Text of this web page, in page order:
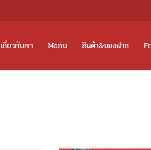
เกี่ยวกับเรา Menu สินค้า&ของฝาก